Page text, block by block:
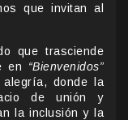
que invitan al
que trasciende
en “Bienvenidos”
donde la
de unión y
la inclusión y la